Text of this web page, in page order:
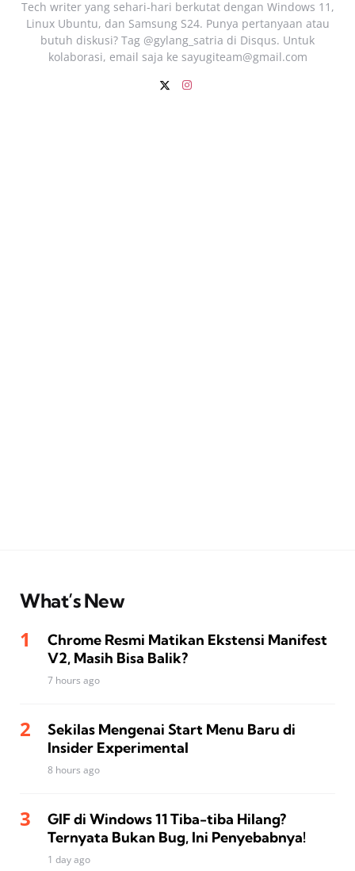
Tech writer yang sehari‑hari berkutat dengan Windows 11,
Linux Ubuntu, dan Samsung S24. Punya pertanyaan atau
butuh diskusi? Tag @gylang_satria di Disqus. Untuk
kolaborasi, email saja ke sayugiteam@gmail.com
What’s New
Chrome Resmi Matikan Ekstensi Manifest
V2, Masih Bisa Balik?
7 hours ago
Sekilas Mengenai Start Menu Baru di
Insider Experimental
8 hours ago
GIF di Windows 11 Tiba-tiba Hilang?
Ternyata Bukan Bug, Ini Penyebabnya!
1 day ago